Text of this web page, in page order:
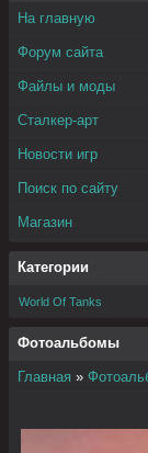
На главную
Форум сайта
Файлы и моды
Сталкер-арт
Новости игр
Поиск по сайту
Магазин
Категории
World Of Tanks
Фотоальбомы
Главная »